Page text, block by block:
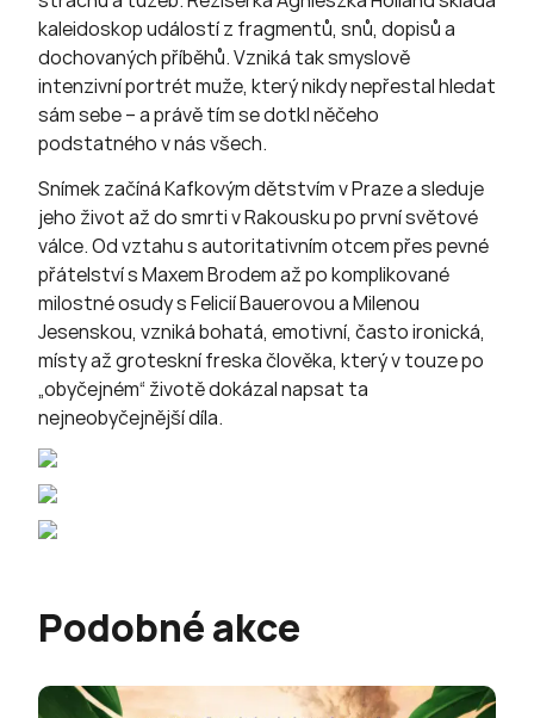
kaleidoskop událostí z fragmentů, snů, dopisů a
dochovaných příběhů. Vzniká tak smyslově
intenzivní portrét muže, který nikdy nepřestal hledat
sám sebe – a právě tím se dotkl něčeho
podstatného v nás všech.
Snímek začíná Kafkovým dětstvím v Praze a sleduje
jeho život až do smrti v Rakousku po první světové
válce. Od vztahu s autoritativním otcem přes pevné
přátelství s Maxem Brodem až po komplikované
milostné osudy s Felicií Bauerovou a Milenou
Jesenskou, vzniká bohatá, emotivní, často ironická,
místy až groteskní freska člověka, který v touze po
„obyčejném“ životě dokázal napsat ta
nejneobyčejnější díla.
Podobné akce